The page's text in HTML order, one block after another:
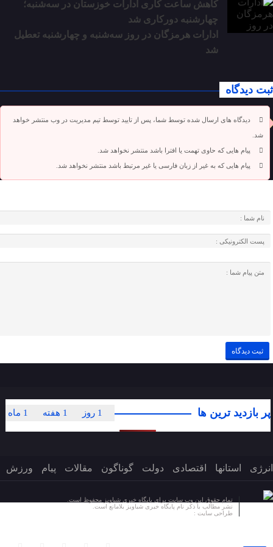
کاهش ساعت کاری ادارات خوزستان در سه‌شنبه؛
چهارشنبه دورکاری شد
ادارات هرمزگان در روز سه‌شنبه و چهارشنبه تعطیل
شد
ثبت دیدگاه
دیدگاه های ارسال شده توسط شما، پس از تایید توسط تیم مدیریت در وب منتشر خواهد
شد.
پیام هایی که حاوی تهمت یا افترا باشد منتشر نخواهد شد.
پیام هایی که به غیر از زبان فارسی یا غیر مرتبط باشد منتشر نخواهد شد.
پر بازدید ترین ها 1 ماه 1 هفته 1 روز
انرژی استانها اقتصادی دولت گوناگون مقالات پیام ورزش
تمام حقوق این وب سایت برای پایگاه خبری شباویز محفوظ است.
نشر مطالب با ذکر نام پایگاه خبری شباویز بلامانع است.
طراحی سایت :